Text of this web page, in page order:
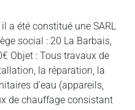
a été constitué une SARL
social : 20 La Barbais,
Objet : Tous travaux de
la réparation, la
d’eau (appareils,
de chauffage consistant